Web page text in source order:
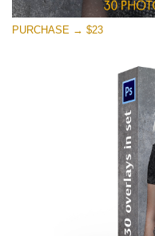
PURCHASE → $23